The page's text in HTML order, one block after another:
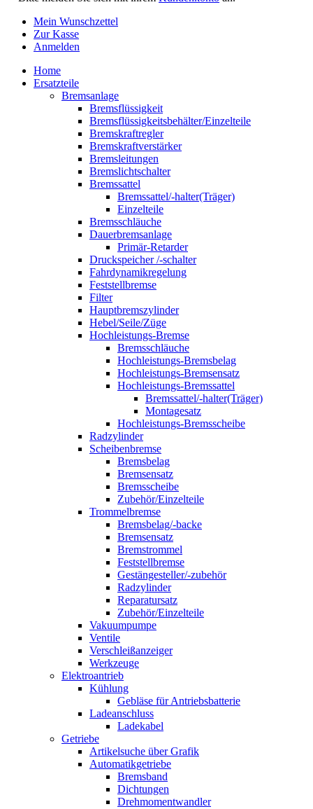
Mein Wunschzettel
Zur Kasse
Anmelden
Home
Ersatzteile
Bremsanlage
Bremsflüssigkeit
Bremsflüssigkeitsbehälter/Einzelteile
Bremskraftregler
Bremskraftverstärker
Bremsleitungen
Bremslichtschalter
Bremssattel
Bremssattel/-halter(Träger)
Einzelteile
Bremsschläuche
Dauerbremsanlage
Primär-Retarder
Druckspeicher /-schalter
Fahrdynamikregelung
Feststellbremse
Filter
Hauptbremszylinder
Hebel/Seile/Züge
Hochleistungs-Bremse
Bremsschläuche
Hochleistungs-Bremsbelag
Hochleistungs-Bremsensatz
Hochleistungs-Bremssattel
Bremssattel/-halter(Träger)
Montagesatz
Hochleistungs-Bremsscheibe
Radzylinder
Scheibenbremse
Bremsbelag
Bremsensatz
Bremsscheibe
Zubehör/Einzelteile
Trommelbremse
Bremsbelag/-backe
Bremsensatz
Bremstrommel
Feststellbremse
Gestängesteller/-zubehör
Radzylinder
Reparatursatz
Zubehör/Einzelteile
Vakuumpumpe
Ventile
Verschleißanzeiger
Werkzeuge
Elektroantrieb
Kühlung
Gebläse für Antriebsbatterie
Ladeanschluss
Ladekabel
Getriebe
Artikelsuche über Grafik
Automatikgetriebe
Bremsband
Dichtungen
Drehmomentwandler